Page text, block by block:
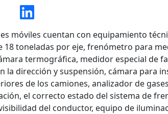
móviles cuentan con equipamiento
18 toneladas por eje, frenómetro para
termográfica, medidor especial de
la dirección y suspensión, cámara para
de los camiones, analizador de
el correcto estado del sistema de
del conductor, equipo de